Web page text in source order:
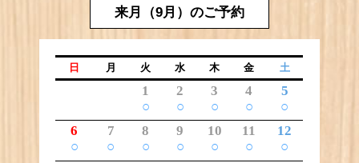
来月（9月）のご予約
日 月 火 水 木 金 土
1
○
2
○
3
○
4
○
5
○
6
○
7
○
8
○
9
○
10
○
11
○
12
○